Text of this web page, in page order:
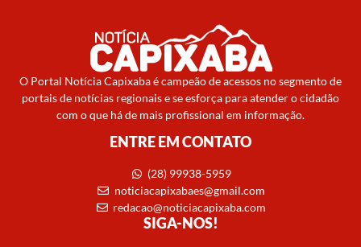
O Portal Notícia Capixaba é campeão de acessos no segmento de
portais de notícias regionais e se esforça para atender o cidadão
com o que há de mais profissional em informação.
ENTRE EM CONTATO
(28) 99938-5959
noticiacapixabaes@gmail.com
redacao@noticiacapixaba.com
SIGA-NOS!